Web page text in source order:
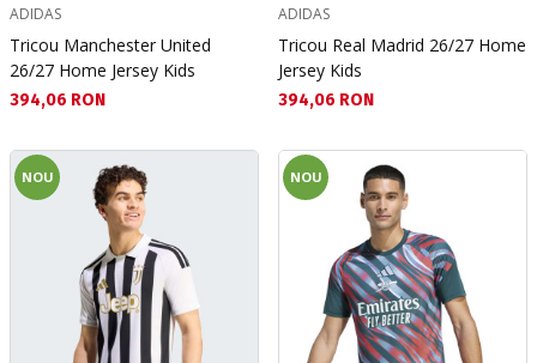
ADIDAS
Tricou Manchester United
26/27 Home Jersey Kids
Текуща цена:
394,06 RON
ADIDAS
Tricou Real Madrid 26/27 Home
Jersey Kids
Текуща цена:
394,06 RON
NOU NOU